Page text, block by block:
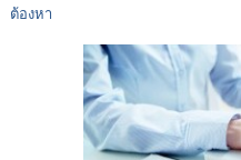
ต้องหา